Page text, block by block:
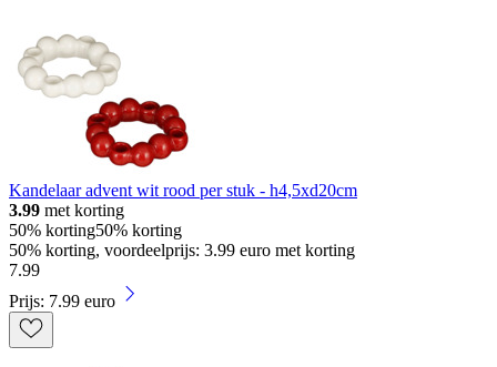
Kandelaar advent wit rood per stuk - h4,5xd20cm
3.99 met korting
50% korting50% korting
50% korting, voordeelprijs: 3.99 euro met korting
7.99
Prijs: 7.99 euro